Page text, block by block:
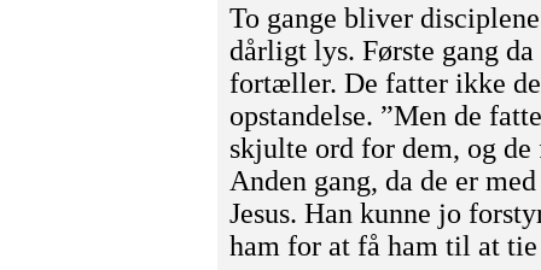
To gange bliver
dårligt lys. Første gang
fortæller. De fatter ikke
opstandelse. ”Men de
skjulte ord for dem, og
Anden gang, da de er
Jesus. Han kunne jo
ham for at få ham til at